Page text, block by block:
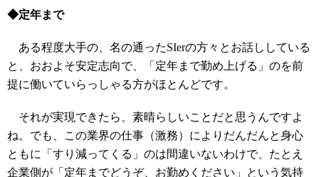
◆定年まで
ある程度大手の、名の通ったSIerの方々とお話ししている
と、おおよそ安定志向で、「定年まで勤め上げる」のを前
提に働いていらっしゃる方がほとんどです。
それが実現できたら、素晴らしいことだと思うんですよ
ね。でも、この業界の仕事（激務）によりだんだんと身心
ともに「すり減ってくる」のは間違いないわけで、たとえ
企業側が「定年までどうぞ、お勤めください」という気持